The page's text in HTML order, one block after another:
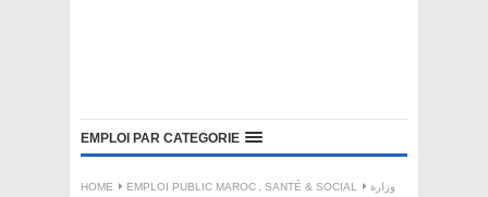
EMPLOI PAR CATEGORIE
HOME EMPLOI PUBLIC MAROC , SANTÉ & SOCIAL
وزارة